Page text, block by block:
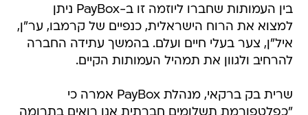
בין העמותות שחברו ליוזמה זו ב-PayBox ניתן
למצוא את הרוח הישראלית, כנפיים של קרמבו, ער"ן,
איל"ן, צער בעלי חיים ועלם. בהמשך עתידה החברה
להרחיב ולגוון את תמהיל העמותות הקיים.
שרית בק ברקאי, מנהלת PayBox אמרה כי